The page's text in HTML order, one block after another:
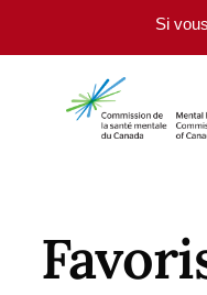
Skip to main content
Si